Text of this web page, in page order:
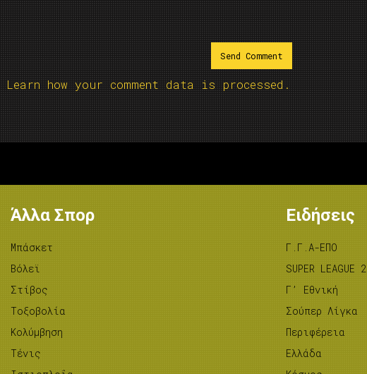
Learn how your comment data is processed.
Άλλα Σπορ
Μπάσκετ
Βόλεϊ
Στίβος
Tοξοβολία
Κολύμβηση
Τένις
Ειδήσεις
Γ.Γ.Α-ΕΠΟ
SUPER LEAGUE 2
Γ’ Εθνική
Σούπερ Λίγκα
Περιφέρεια
Ελλάδα